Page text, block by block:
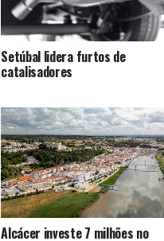
Setúbal lidera furtos de
catalisadores
Alcácer investe 7 milhões no